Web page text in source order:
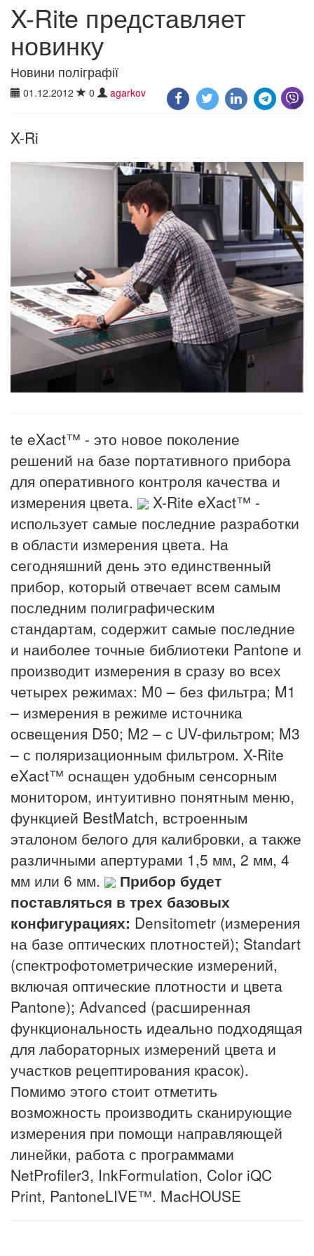
X-Rite представляет
новинку
Новини поліграфії
01.12.2012 0 agarkov
X-Ri
te eXact™ - это новое поколение
решений на базе портативного прибора
для оперативного контроля качества и
измерения цвета.
X-Rite eXact™ -
использует самые последние разработки
в области измерения цвета. На
сегодняшний день это единственный
прибор, который отвечает всем самым
последним полиграфическим
стандартам, содержит самые последние
и наиболее точные библиотеки Pantone и
производит измерения в сразу во всех
четырех режимах: M0 – без фильтра; M1
– измерения в режиме источника
освещения D50; M2 – с UV-фильтром; M3
– с поляризационным фильтром. X-Rite
eXact™ оснащен удобным сенсорным
монитором, интуитивно понятным меню,
функцией BestMatсh, встроенным
эталоном белого для калибровки, а также
различными апертурами 1,5 мм, 2 мм, 4
мм или 6 мм.
Прибор будет
поставляться в трех базовых
конфигурациях: Densitometr (измерения
на базе оптических плотностей); Standart
(спектрофотометрические измерений,
включая оптические плотности и цвета
Pantone); Advanced (расширенная
функциональность идеально подходящая
для лабораторных измерений цвета и
участков рецептирования красок).
Помимо этого стоит отметить
возможность производить сканирующие
измерения при помощи направляющей
линейки, работа с программами
NetProfiler3, InkFormulation, Color iQC
Print, PantoneLIVE™. MacHOUSE